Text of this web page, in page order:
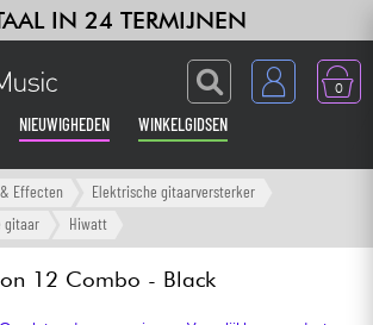
IN 24 TERMIJNEN
0
NIEUWIGHEDEN WINKELGIDSEN
Effecten
Effecten
Elektrische gitaarversterker
gitaar
Hiwatt
12 Combo - Black